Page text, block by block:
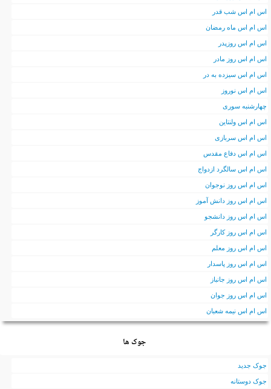
اس ام اس شب قدر
اس ام اس ماه رمضان
اس ام اس روزپدر
اس ام اس روز مادر
اس ام اس سیزده به در
اس ام اس نوروز
چهارشنبه سوری
اس ام اس ولنتاین
اس ام اس سربازی
اس ام اس دفاع مقدس
اس ام اس سالگرد ازدواج
اس ام اس روز نوجوان
اس ام اس روز دانش آموز
اس ام اس روز دانشجو
اس ام اس روز کارگر
اس ام اس روز معلم
اس ام اس روز پاسدار
اس ام اس روز جانباز
اس ام اس روز جوان
اس ام اس نیمه شعبان
جوک ها
جوک جدید
جوک دوستانه